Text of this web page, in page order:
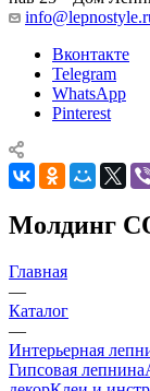
Вконтакте
Telegram
WhatsApp
Pinterest
Молдинг
Главная
—
Каталог
—
Интерьерная
Гипсовая лепнина